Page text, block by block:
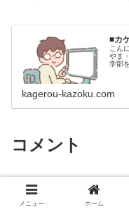
■カ
こん
やま
学部
kagerou-kazoku.com
コメント
貴景勝の『家族』～
女…父親の職業は？
メニュー ホーム